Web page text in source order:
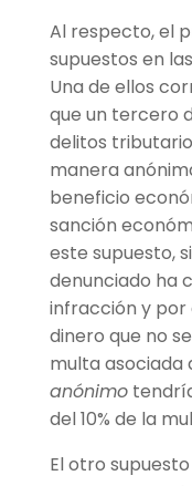
Al respecto, el
supuestos en
Una de ellos
que un tercero
delitos
manera
beneficio
sanción
este supuesto,
denunciado ha
infracción y por
dinero que no
multa asociada
anónimotendr
del 10% de la
El otro